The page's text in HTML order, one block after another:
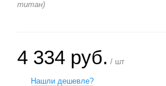
титан)
4 334 руб. / шт
Нашли дешевле?